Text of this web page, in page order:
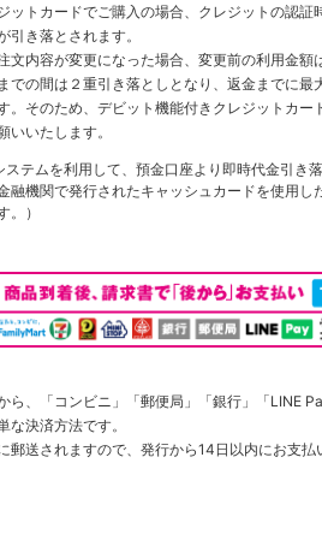
ットカードでご購入の場合、クレジットの認証
引き落とされます。
文内容が変更になった場合、変更前の利用金額
での間は２重引き落としとなり、返金までに最
。そのため、デビット機能付きクレジットカー
いいたします。
テムを利用して、預金口座より即時代金引き
融機関で発行されたキャッシュカードを使用
。）
ら、「コンビニ」「郵便局」「銀行」「LINE
な決済方法です。
郵送されますので、発行から14日以内にお支払